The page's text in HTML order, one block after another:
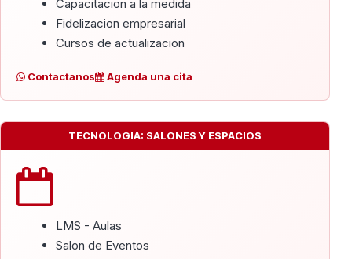
Capacitacion a la medida
Fidelizacion empresarial
Cursos de actualizacion
Contactanos Agenda una cita
TECNOLOGIA: SALONES Y ESPACIOS
LMS - Aulas
Salon de Eventos